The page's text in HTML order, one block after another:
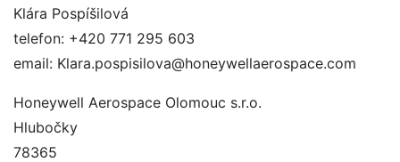
Klára Pospíšilová
telefon: +420 771 295 603
email: Klara.pospisilova@honeywellaerospace.com
Honeywell Aerospace Olomouc s.r.o.
Hlubočky
78365